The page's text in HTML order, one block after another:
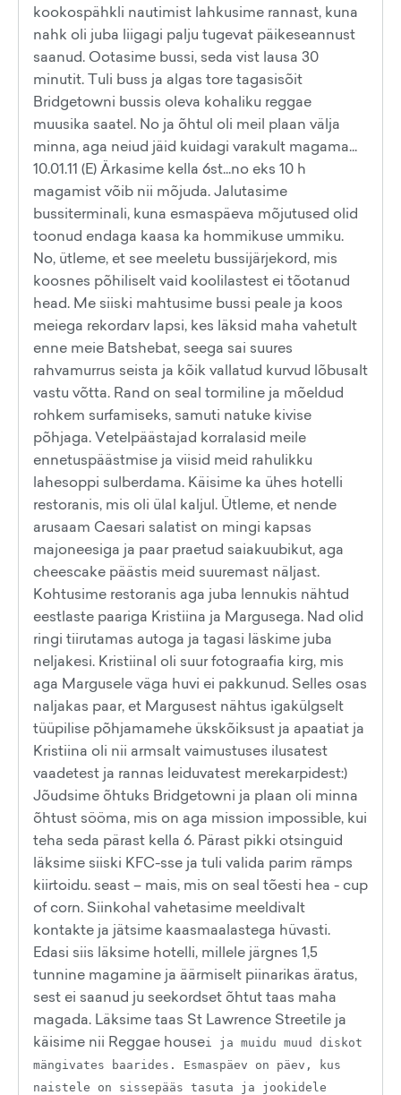
kookospähkli nautimist lahkusime rannast, kuna
nahk oli juba liigagi palju tugevat päikeseannust
saanud. Ootasime bussi, seda vist lausa 30
minutit. Tuli buss ja algas tore tagasisõit
Bridgetowni bussis oleva kohaliku reggae
muusika saatel. No ja õhtul oli meil plaan välja
minna, aga neiud jäid kuidagi varakult magama...
10.01.11 (E) Ärkasime kella 6st...no eks 10 h
magamist võib nii mõjuda. Jalutasime
bussiterminali, kuna esmaspäeva mõjutused olid
toonud endaga kaasa ka hommikuse ummiku.
No, ütleme, et see meeletu bussijärjekord, mis
koosnes põhiliselt vaid koolilastest ei tõotanud
head. Me siiski mahtusime bussi peale ja koos
meiega rekordarv lapsi, kes läksid maha vahetult
enne meie Batshebat, seega sai suures
rahvamurrus seista ja kõik vallatud kurvud lõbusalt
vastu võtta. Rand on seal tormiline ja mõeldud
rohkem surfamiseks, samuti natuke kivise
põhjaga. Vetelpäästajad korralasid meile
ennetuspäästmise ja viisid meid rahulikku
lahesoppi sulberdama. Käisime ka ühes hotelli
restoranis, mis oli ülal kaljul. Ütleme, et nende
arusaam Caesari salatist on mingi kapsas
majoneesiga ja paar praetud saiakuubikut, aga
cheescake päästis meid suuremast näljast.
Kohtusime restoranis aga juba lennukis nähtud
eestlaste paariga Kristiina ja Margusega. Nad olid
ringi tiirutamas autoga ja tagasi läskime juba
neljakesi. Kristiinal oli suur fotograafia kirg, mis
aga Margusele väga huvi ei pakkunud. Selles osas
naljakas paar, et Margusest nähtus igakülgselt
tüüpilise põhjamamehe ükskõiksust ja apaatiat ja
Kristiina oli nii armsalt vaimustuses ilusatest
vaadetest ja rannas leiduvatest merekarpidest:)
Jõudsime õhtuks Bridgetowni ja plaan oli minna
õhtust sööma, mis on aga mission impossible, kui
teha seda pärast kella 6. Pärast pikki otsinguid
läksime siiski KFC-sse ja tuli valida parim rämps
kiirtoidu. seast – mais, mis on seal tõesti hea - cup
of corn. Siinkohal vahetasime meeldivalt
kontakte ja jätsime kaasmaalastega hüvasti.
Edasi siis läksime hotelli, millele järgnes 1,5
tunnine magamine ja äärmiselt piinarikas äratus,
sest ei saanud ju seekordset õhtut taas maha
magada. Läksime taas St Lawrence Streetile ja
käisime nii Reggae housei ja muidu muud diskot
mängivates baarides. Esmaspäev on päev, kus
naistele on sissepääs tasuta ja jookidele